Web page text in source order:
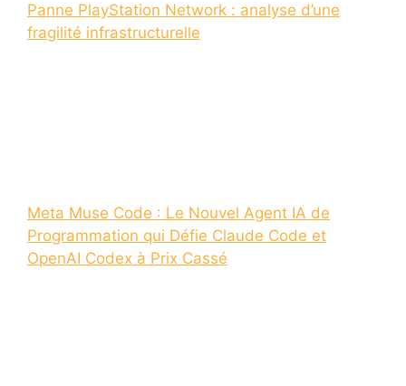
Panne PlayStation Network : analyse d’une
fragilité infrastructurelle
Meta Muse Code : Le Nouvel Agent IA de
Programmation qui Défie Claude Code et
OpenAI Codex à Prix Cassé